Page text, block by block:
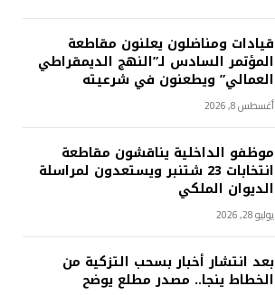
قيادات ومناضلون يعلنون مقاطعة
المؤتمر السادس لـ”النهج الديمقراطي
العمالي” ويطعنون في شرعيته
أغسطس 8, 2026
موظفو الداخلية يناقشون مقاطعة
انتخابات 23 شتنبر ويستعدون لمراسلة
الديوان الملكي
يوليو 28, 2026
بعد انتشار أخبار بسحب التزكية من
الخطاط ينجا.. مصدر مطلع يوضح